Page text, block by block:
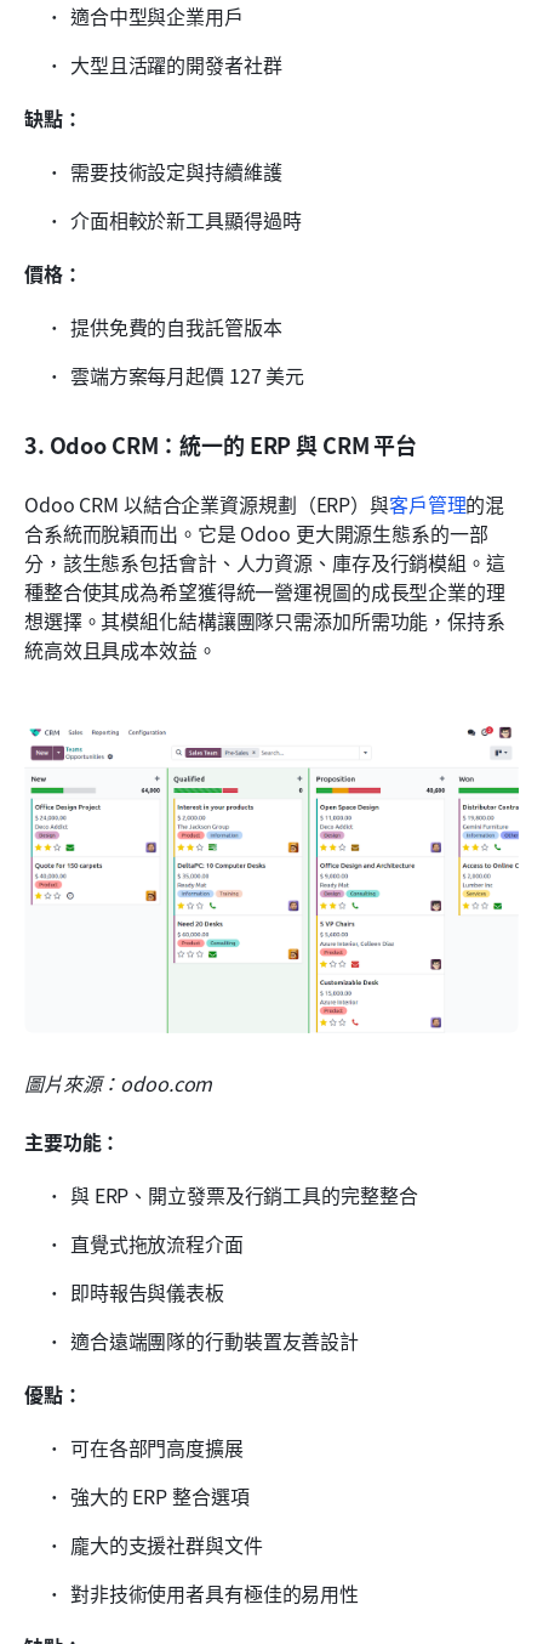
適合中型與企業用戶
大型且活躍的開發者社群
缺點：
需要技術設定與持續維護
介面相較於新工具顯得過時
價格：
提供免費的自我託管版本
雲端方案每月起價 127 美元
3. Odoo CRM：統一的 ERP 與 CRM 平台
Odoo CRM 以結合企業資源規劃（ERP）與客戶管理的混
合系統而脫穎而出。它是 Odoo 更大開源生態系的一部
分，該生態系包括會計、人力資源、庫存及行銷模組。這
種整合使其成為希望獲得統一營運視圖的成長型企業的理
想選擇。其模組化結構讓團隊只需添加所需功能，保持系
統高效且具成本效益。
圖片來源：odoo.com
主要功能：
與 ERP、開立發票及行銷工具的完整整合
直覺式拖放流程介面
即時報告與儀表板
適合遠端團隊的行動裝置友善設計
優點：
可在各部門高度擴展
強大的 ERP 整合選項
龐大的支援社群與文件
對非技術使用者具有極佳的易用性